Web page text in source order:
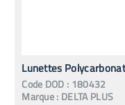
Lunettes
Code DOD : 180432
Marque : DELTA PLUS